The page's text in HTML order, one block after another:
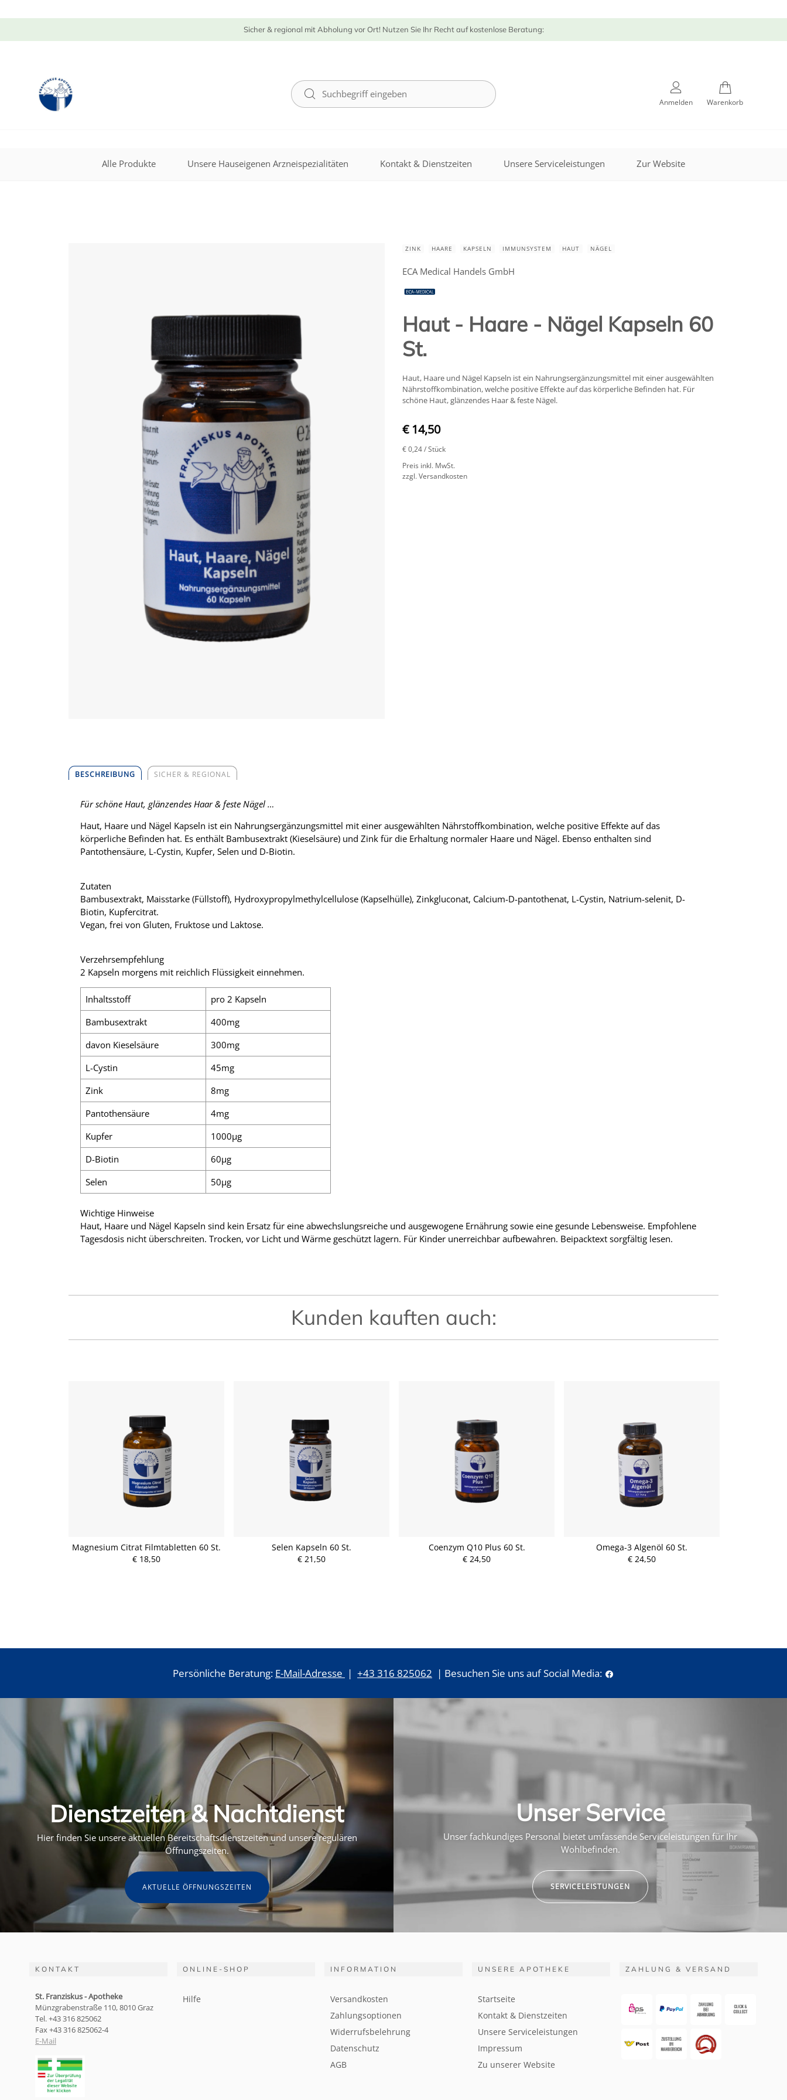
Sicher & regional mit Abholung vor Ort! Nutzen Sie Ihr Recht auf kostenlose Beratung:
Anmelden Warenkorb
Alle Produkte Unsere Hauseigenen Arzneispezialitäten Kontakt & Dienstzeiten Unsere Serviceleistungen Zur Website
ZINK HAARE KAPSELN IMMUNSYSTEM HAUT NÄGEL
ECA Medical Handels GmbH
Haut - Haare - Nägel Kapseln 60
St.
Haut, Haare und Nägel Kapseln ist ein Nahrungsergänzungsmittel mit einer ausgewählten
Nährstoffkombination, welche positive Effekte auf das körperliche Befinden hat. Für
schöne Haut, glänzendes Haar & feste Nägel.
€ 14,50
€ 0,24/ Stück
Preis inkl. MwSt.
zzgl. Versandkosten
BESCHREIBUNG SICHER & REGIONAL
Für schöne Haut, glänzendes Haar & feste Nägel …
Haut, Haare und Nägel Kapseln ist ein Nahrungsergänzungsmittel mit einer ausgewählten Nährstoffkombination, welche positive Effekte auf das
körperliche Befinden hat. Es enthält Bambusextrakt (Kieselsäure) und Zink für die Erhaltung normaler Haare und Nägel. Ebenso enthalten sind
Pantothensäure, L-Cystin, Kupfer, Selen und D-Biotin.
Zutaten
Bambusextrakt, Maisstarke (Füllstoff), Hydroxypropylmethylcellulose (Kapselhülle), Zinkgluconat, Calcium-D-pantothenat, L-Cystin, Natrium-selenit, D-
Biotin, Kupfercitrat.
Vegan, frei von Gluten, Fruktose und Laktose.
Verzehrsempfehlung
2 Kapseln morgens mit reichlich Flüssigkeit einnehmen.
Inhaltsstoff
pro 2 Kapseln
Bambusextrakt
400mg
davon Kieselsäure
300mg
L-Cystin
45mg
Zink
8mg
Pantothensäure
4mg
Kupfer
1000µg
D-Biotin
60µg
Selen
50µg
Wichtige Hinweise
Haut, Haare und Nägel Kapseln sind kein Ersatz für eine abwechslungsreiche und ausgewogene Ernährung sowie eine gesunde Lebensweise. Empfohlene
Tagesdosis nicht überschreiten. Trocken, vor Licht und Wärme geschützt lagern. Für Kinder unerreichbar aufbewahren. Beipacktext sorgfältig lesen.
Kunden kauften auch:
Magnesium Citrat Filmtabletten 60 St.
€ 18,50
Selen Kapseln 60 St.
€ 21,50
Coenzym Q10 Plus 60 St.
€ 24,50
Omega-3 Algenöl 60 St.
€ 24,50
Persönliche Beratung: E-Mail-Adresse | +43 316 825062 | Besuchen Sie uns auf Social Media:
Dienstzeiten & Nachtdienst
Hier finden Sie unsere aktuellen Bereitschaftsdienstzeiten und unsere regulären
Öffnungszeiten.
AKTUELLE ÖFFNUNGSZEITEN
Unser Service
Unser fachkundiges Personal bietet umfassende Serviceleistungen für Ihr
Wohlbefinden.
SERVICELEISTUNGEN
KONTAKT
St. Franziskus - Apotheke
Münzgrabenstraße 110, 8010 Graz
Tel. +43 316 825062
Fax +43 316 825062-4
E-Mail
ONLINE-SHOP
Hilfe
INFORMATION
Versandkosten
Zahlungsoptionen
Widerrufsbelehrung
Datenschutz
AGB
UNSERE APOTHEKE
Startseite
Kontakt & Dienstzeiten
Unsere Serviceleistungen
Impressum
Zu unserer Website
ZAHLUNG & VERSAND